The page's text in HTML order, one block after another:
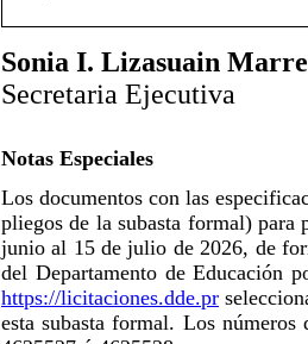
Sonia I. Lizasuain
Secretaria Ejecutiva
Notas Especiales
Los documentos con las
pliegos de la subasta formal) para
junio al 15 de julio de 2026, de
del Departamento de Educación
https://licitaciones.dde.pr
esta subasta formal. Los